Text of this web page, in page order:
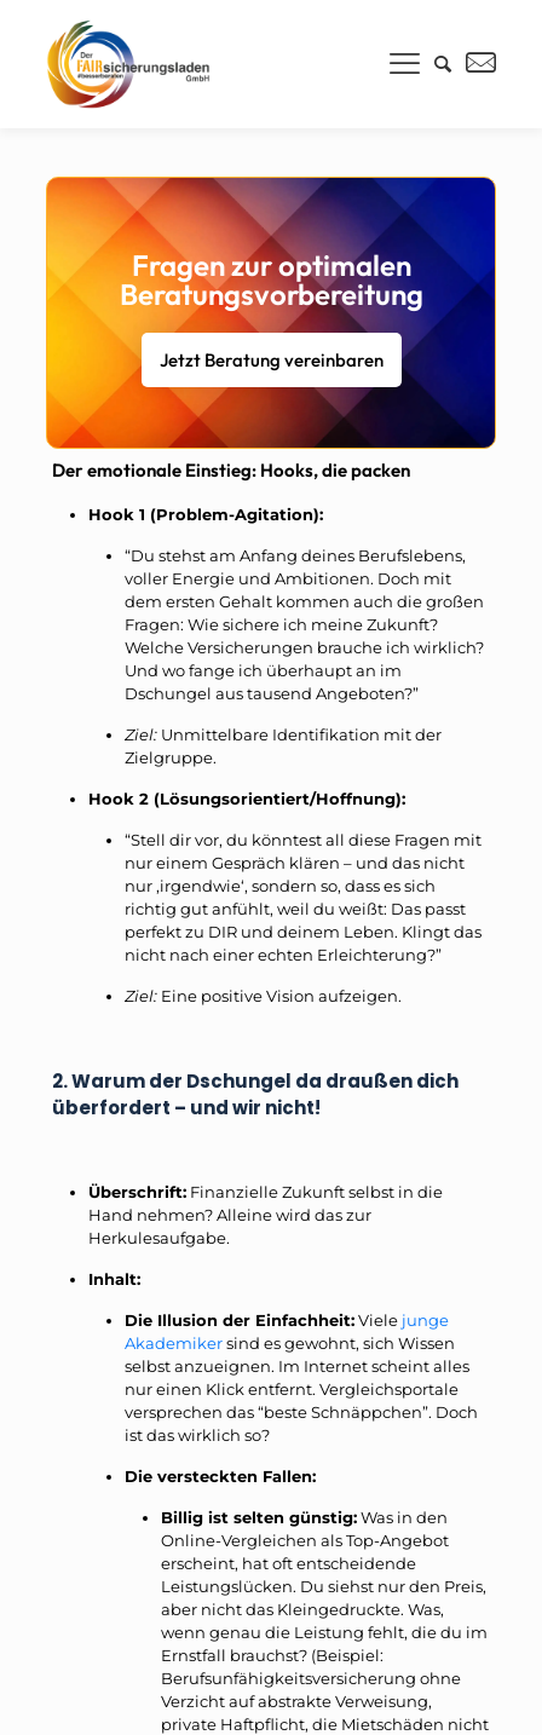
Fragen zur optimalen
Beratungsvorbereitung
Jetzt Beratung vereinbaren
Der emotionale Einstieg: Hooks, die packen
Hook 1 (Problem-Agitation):
“Du stehst am Anfang deines Berufslebens,
voller Energie und Ambitionen. Doch mit
dem ersten Gehalt kommen auch die großen
Fragen: Wie sichere ich meine Zukunft?
Welche Versicherungen brauche ich wirklich?
Und wo fange ich überhaupt an im
Dschungel aus tausend Angeboten?”
Ziel: Unmittelbare Identifikation mit der
Zielgruppe.
Hook 2 (Lösungsorientiert/Hoffnung):
“Stell dir vor, du könntest all diese Fragen mit
nur einem Gespräch klären – und das nicht
nur ‚irgendwie‘, sondern so, dass es sich
richtig gut anfühlt, weil du weißt: Das passt
perfekt zu DIR und deinem Leben. Klingt das
nicht nach einer echten Erleichterung?”
Ziel: Eine positive Vision aufzeigen.
2. Warum der Dschungel da draußen dich
überfordert – und wir nicht!
Überschrift: Finanzielle Zukunft selbst in die
Hand nehmen? Alleine wird das zur
Herkulesaufgabe.
Inhalt:
Die Illusion der Einfachheit:Viele junge
Akademikersind es gewohnt, sich Wissen
selbst anzueignen. Im Internet scheint alles
nur einen Klick entfernt. Vergleichsportale
versprechen das “beste Schnäppchen”. Doch
ist das wirklich so?
Die versteckten Fallen:
Billig ist selten günstig:Was in den
Online-Vergleichen als Top-Angebot
erscheint, hat oft entscheidende
Leistungslücken. Du siehst nur den Preis,
aber nicht das Kleingedruckte. Was,
wenn genau die Leistung fehlt, die du im
Ernstfall brauchst? (Beispiel:
Berufsunfähigkeitsversicherung ohne
Verzicht auf abstrakte Verweisung,
private Haftpflicht, die Mietschäden nicht